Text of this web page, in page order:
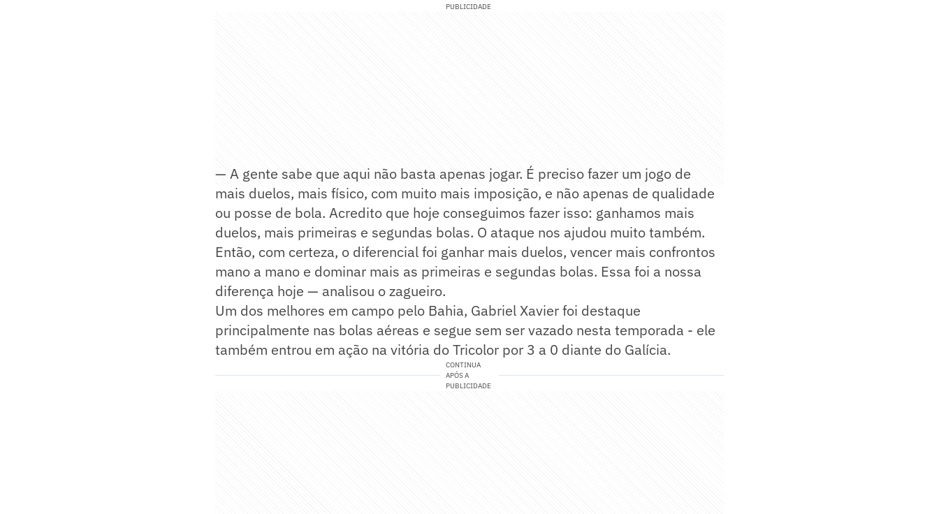
PUBLICIDADE
— A gente sabe que aqui não basta apenas jogar. É preciso fazer um jogo de
mais duelos, mais físico, com muito mais imposição, e não apenas de qualidade
ou posse de bola. Acredito que hoje conseguimos fazer isso: ganhamos mais
duelos, mais primeiras e segundas bolas. O ataque nos ajudou muito também.
Então, com certeza, o diferencial foi ganhar mais duelos, vencer mais confrontos
mano a mano e dominar mais as primeiras e segundas bolas. Essa foi a nossa
diferença hoje — analisou o zagueiro.
Um dos melhores em campo pelo Bahia, Gabriel Xavier foi destaque
principalmente nas bolas aéreas e segue sem ser vazado nesta temporada - ele
também entrou em ação na vitória do Tricolor por 3 a 0 diante do Galícia.
CONTINUA
APÓS A
PUBLICIDADE